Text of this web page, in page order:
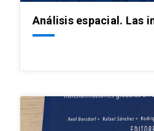
Análisis espacial. Las